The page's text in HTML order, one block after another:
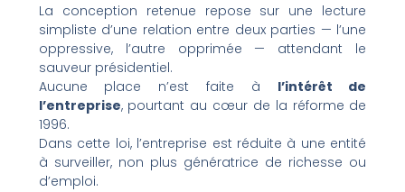
La conception retenue repose sur une lecture
simpliste d’une relation entre deux parties — l’une
oppressive, l’autre opprimée — attendant le
sauveur présidentiel.
Aucune place n’est faite à l’intérêt de
l’entreprise, pourtant au cœur de la réforme de
1996.
Dans cette loi, l’entreprise est réduite à une entité
à surveiller, non plus génératrice de richesse ou
d’emploi.